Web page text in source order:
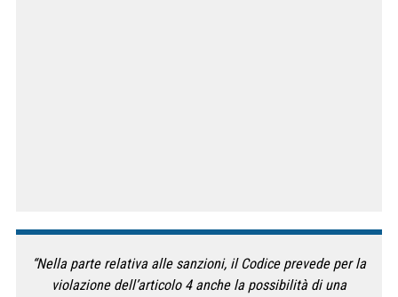
“Nella parte relativa alle sanzioni, il Codice prevede per la
violazione dell’articolo 4 anche la possibilità di una